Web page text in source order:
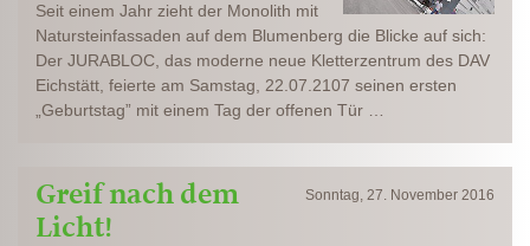
Seit einem Jahr zieht der Monolith mit
Natursteinfassaden auf dem Blumenberg die Blicke auf sich:
Der JURABLOC, das moderne neue Kletterzentrum des DAV
Eichstätt, feierte am Samstag, 22.07.2107 seinen ersten
„Geburtstag” mit einem Tag der offenen Tür …
Sonntag, 27. November 2016
Greif nach dem
Licht!